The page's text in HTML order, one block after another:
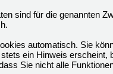
sind für die genannten
automatisch. Sie
ein Hinweis
Sie nicht alle